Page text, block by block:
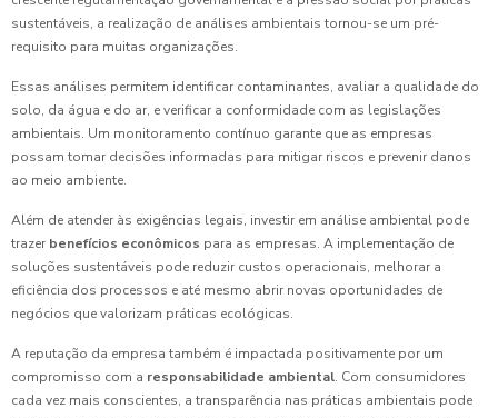
sustentáveis, a realização de análises ambientais tornou-se um pré-
requisito para muitas organizações.
Essas análises permitem identificar contaminantes, avaliar a qualidade do
solo, da água e do ar, e verificar a conformidade com as legislações
ambientais. Um monitoramento contínuo garante que as empresas
possam tomar decisões informadas para mitigar riscos e prevenir danos
ao meio ambiente.
Além de atender às exigências legais, investir em análise ambiental pode
trazer benefícios econômicos para as empresas. A implementação de
soluções sustentáveis pode reduzir custos operacionais, melhorar a
eficiência dos processos e até mesmo abrir novas oportunidades de
negócios que valorizam práticas ecológicas.
A reputação da empresa também é impactada positivamente por um
compromisso com a responsabilidade ambiental. Com consumidores
cada vez mais conscientes, a transparência nas práticas ambientais pode